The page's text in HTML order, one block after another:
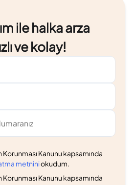
ile halka arza
ve kolay!
Korunması Kanunu kapsamında
metniniokudum.
Korunması Kanunu kapsamında